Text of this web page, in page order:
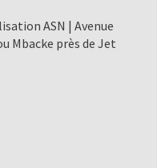
ASN | Avenue
Mbacke près de Jet